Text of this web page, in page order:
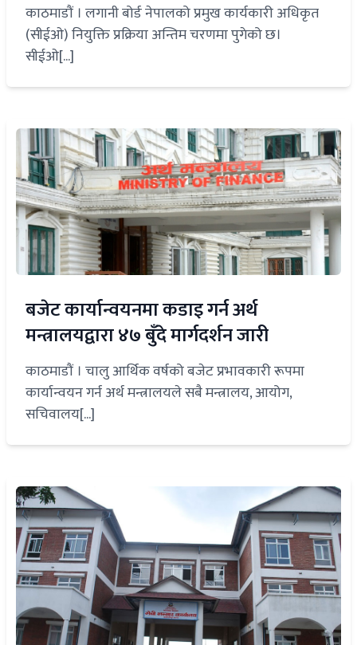
काठमाडौं । लगानी बोर्ड नेपालको प्रमुख कार्यकारी अधिकृत
(सीईओ) नियुक्ति प्रक्रिया अन्तिम चरणमा पुगेको छ।
सीईओ[...]
बजेट कार्यान्वयनमा कडाइ गर्न अर्थ
मन्त्रालयद्वारा ४७ बुँदे मार्गदर्शन जारी
काठमाडौं । चालु आर्थिक वर्षको बजेट प्रभावकारी रूपमा
कार्यान्वयन गर्न अर्थ मन्त्रालयले सबै मन्त्रालय, आयोग,
सचिवालय[...]